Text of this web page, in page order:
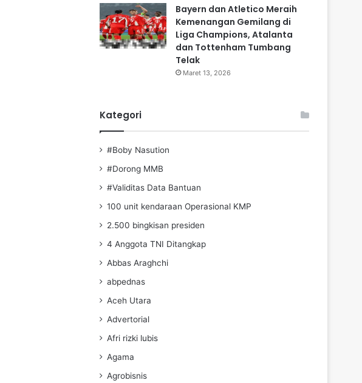
Bayern dan Atletico Meraih
Kemenangan Gemilang di
Liga Champions, Atalanta
dan Tottenham Tumbang
Telak
Maret 13, 2026
Kategori
#Boby Nasution
#Dorong MMB
#Validitas Data Bantuan
100 unit kendaraan Operasional KMP
2.500 bingkisan presiden
4 Anggota TNI Ditangkap
Abbas Araghchi
abpednas
Aceh Utara
Advertorial
Afri rizki lubis
Agama
Agrobisnis